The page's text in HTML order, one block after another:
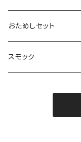
おためしセット
スモック